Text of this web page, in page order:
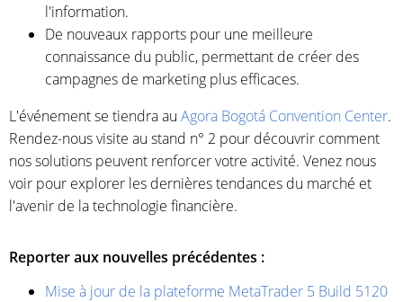
l'information.
De nouveaux rapports pour une meilleure
connaissance du public, permettant de créer des
campagnes de marketing plus efficaces.
L'événement se tiendra au Agora Bogotá Convention Center.
Rendez-nous visite au stand n° 2 pour découvrir comment
nos solutions peuvent renforcer votre activité. Venez nous
voir pour explorer les dernières tendances du marché et
l'avenir de la technologie financière.
Reporter aux nouvelles précédentes :
Mise à jour de la plateforme MetaTrader 5 Build 5120